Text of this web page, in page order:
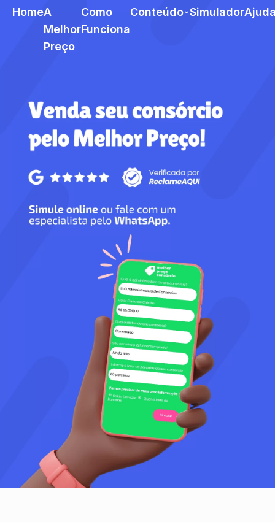
HomeA
Melhor
Preço
Como
Funciona
Conteúdo Simulador